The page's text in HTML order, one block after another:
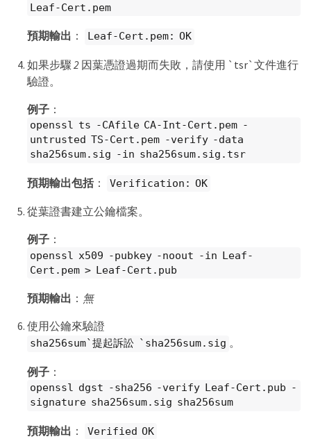
Leaf-Cert.pem
預期輸出 ： Leaf-Cert.pem: OK
如果步驟 2 因葉憑證過期而失敗，請使用 `tsr`文件進行
驗證。
例子：
openssl ts -CAfile CA-Int-Cert.pem -
untrusted TS-Cert.pem -verify -data
sha256sum.sig -in sha256sum.sig.tsr
預期輸出包括： Verification: OK
從葉證書建立公鑰檔案。
例子：
openssl x509 -pubkey -noout -in Leaf-
Cert.pem > Leaf-Cert.pub
預期輸出 ： 無
使用公鑰來驗證
sha256sum`提起訴訟 `sha256sum.sig 。
例子：
openssl dgst -sha256 -verify Leaf-Cert.pub -
signature sha256sum.sig sha256sum
預期輸出 ： Verified OK